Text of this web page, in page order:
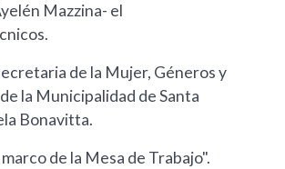
Mazzina- el
de la Mujer, Géneros y
la Municipalidad de Santa
Bonavitta.
de la Mesa de Trabajo".